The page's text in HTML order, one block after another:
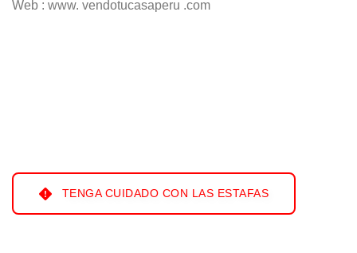
Web : www. vendotucasaperu .com
TENGA CUIDADO CON LAS ESTAFAS